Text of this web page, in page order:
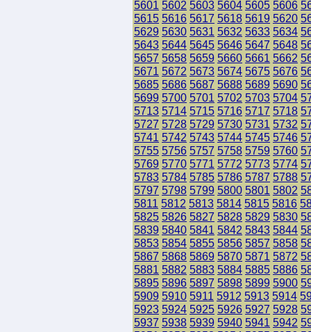
5601 5602 5603 5604 5605 5606
5615 5616 5617 5618 5619 5620
5629 5630 5631 5632 5633 5634
5643 5644 5645 5646 5647 5648
5657 5658 5659 5660 5661 5662
5671 5672 5673 5674 5675 5676
5685 5686 5687 5688 5689 5690
5699 5700 5701 5702 5703 5704
5713 5714 5715 5716 5717 5718
5727 5728 5729 5730 5731 5732
5741 5742 5743 5744 5745 5746
5755 5756 5757 5758 5759 5760
5769 5770 5771 5772 5773 5774
5783 5784 5785 5786 5787 5788
5797 5798 5799 5800 5801 5802
5811 5812 5813 5814 5815 5816
5825 5826 5827 5828 5829 5830
5839 5840 5841 5842 5843 5844
5853 5854 5855 5856 5857 5858
5867 5868 5869 5870 5871 5872
5881 5882 5883 5884 5885 5886
5895 5896 5897 5898 5899 5900
5909 5910 5911 5912 5913 5914
5923 5924 5925 5926 5927 5928
5937 5938 5939 5940 5941 5942